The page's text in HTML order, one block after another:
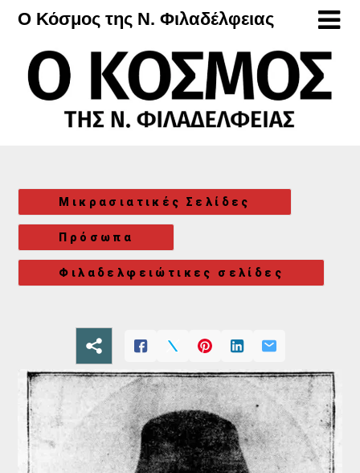
Μετάβαση
περιεχόμενο
Ο Κόσμος της Ν. Φιλαδέλφειας
Μικρασιατικές Σελίδες
Πρόσωπα
Φιλαδελφειώτικες σελίδες